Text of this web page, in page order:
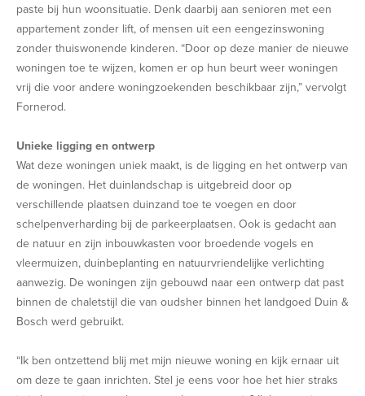
paste bij hun woonsituatie. Denk daarbij aan senioren met een
appartement zonder lift, of mensen uit een eengezinswoning
zonder thuiswonende kinderen. “Door op deze manier de nieuwe
woningen toe te wijzen, komen er op hun beurt weer woningen
vrij die voor andere woningzoekenden beschikbaar zijn,” vervolgt
Fornerod.
Unieke ligging en ontwerp
Wat deze woningen uniek maakt, is de ligging en het ontwerp van
de woningen. Het duinlandschap is uitgebreid door op
verschillende plaatsen duinzand toe te voegen en door
schelpenverharding bij de parkeerplaatsen. Ook is gedacht aan
de natuur en zijn inbouwkasten voor broedende vogels en
vleermuizen, duinbeplanting en natuurvriendelijke verlichting
aanwezig. De woningen zijn gebouwd naar een ontwerp dat past
binnen de chaletstijl die van oudsher binnen het landgoed Duin &
Bosch werd gebruikt.
“Ik ben ontzettend blij met mijn nieuwe woning en kijk ernaar uit
om deze te gaan inrichten. Stel je eens voor hoe het hier straks